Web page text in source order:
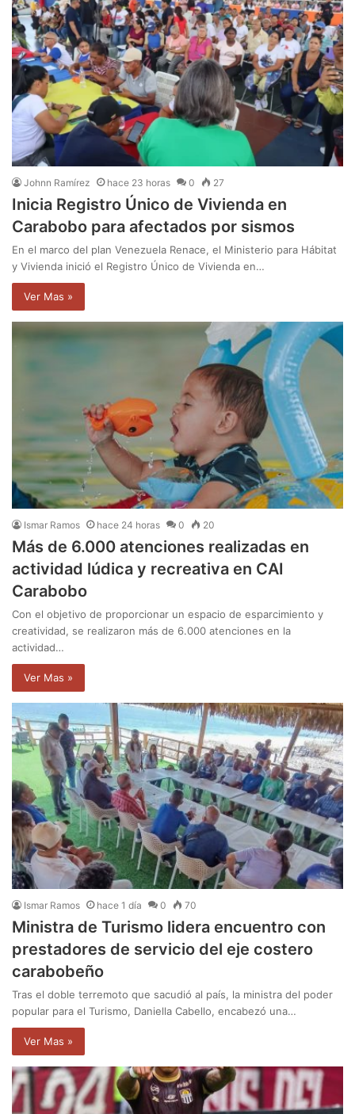
Johnn Ramírez hace 23 horas 0 27
Inicia Registro Único de Vivienda en
Carabobo para afectados por sismos
En el marco del plan Venezuela Renace, el Ministerio para Hábitat
y Vivienda inició el Registro Único de Vivienda en…
Ver Mas »
Ismar Ramos hace 24 horas 0 20
Más de 6.000 atenciones realizadas en
actividad lúdica y recreativa en CAI
Carabobo
Con el objetivo de proporcionar un espacio de esparcimiento y
creatividad, se realizaron más de 6.000 atenciones en la
actividad…
Ver Mas »
Ismar Ramos hace 1 día 0 70
Ministra de Turismo lidera encuentro con
prestadores de servicio del eje costero
carabobeño
Tras el doble terremoto que sacudió al país, la ministra del poder
popular para el Turismo, Daniella Cabello, encabezó una…
Ver Mas »